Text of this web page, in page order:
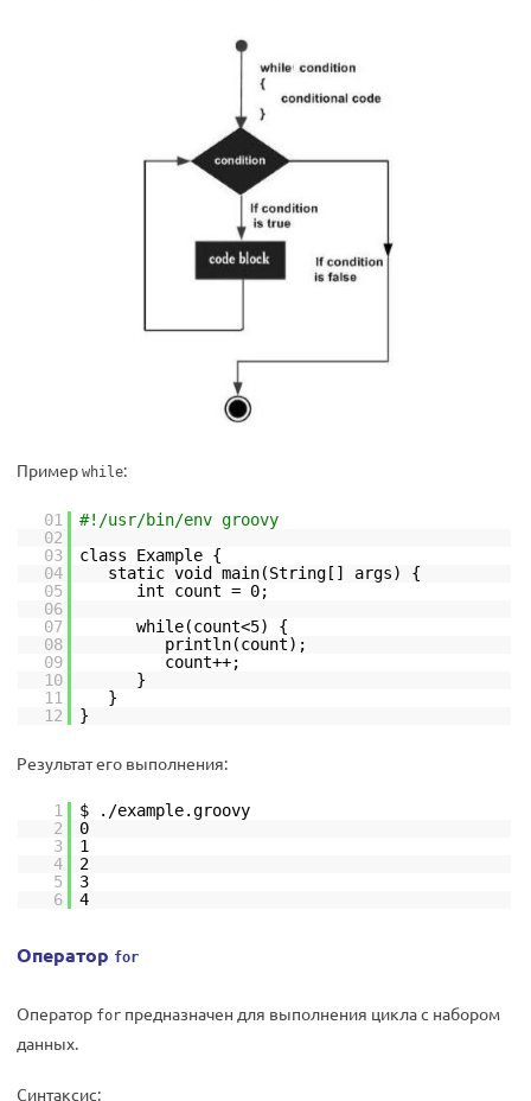
Пример while:
01
#!/usr/bin/env groovy
02
03
class Example {
04
static void main(String[] args) {
05
int count = 0;
06
07
while(count<5) {
08
println(count);
09
count++;
10
}
11
}
12
}
Результат его выполнения:
1
$ ./example.groovy
2
0
3
1
4
2
5
3
6
4
Оператор for
Оператор for предназначен для выполнения цикла с набором
данных.
Синтаксис: